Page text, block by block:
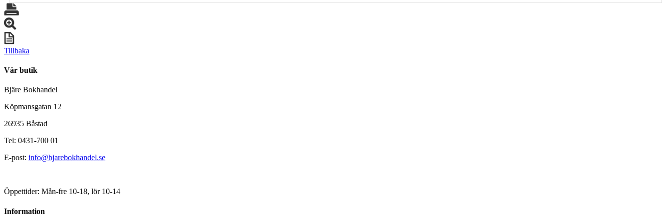
Tillbaka
Vår butik
Bjäre Bokhandel
Köpmansgatan 12
26935 Båstad
Tel: 0431-700 01
E-post: info@bjarebokhandel.se
Öppettider: Mån-fre 10-18, lör 10-14
Information